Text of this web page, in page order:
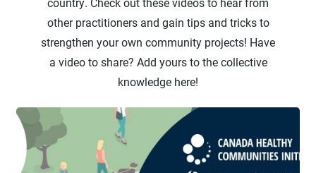
other practitioners and gain tips and tricks to
strengthen your own community projects! Have
a video to share? Add yours to the collective
knowledge here!